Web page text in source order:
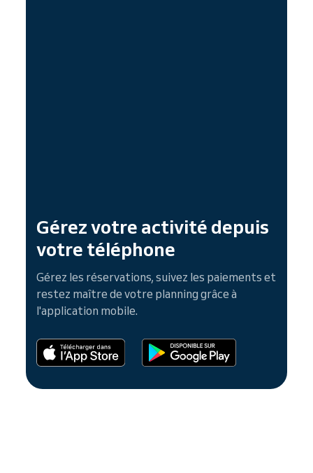
Gérez votre activité depuis
votre téléphone
Gérez les réservations, suivez les paiements et
restez maître de votre planning grâce à
l'application mobile.